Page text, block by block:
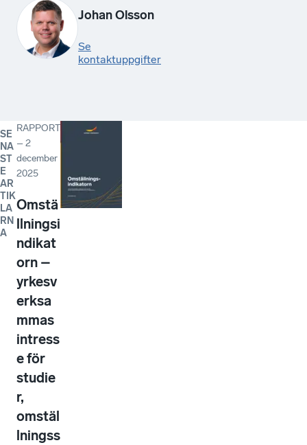
Johan Olsson
Se
kontaktuppgifter
SE
NA
ST
E
AR
TIK
LA
RN
A
RAPPORT
–2
december
2025
Omstä
llningsi
ndikat
orn –
yrkesv
erksa
mmas
intress
e för
studie
r,
omstäl
lningss